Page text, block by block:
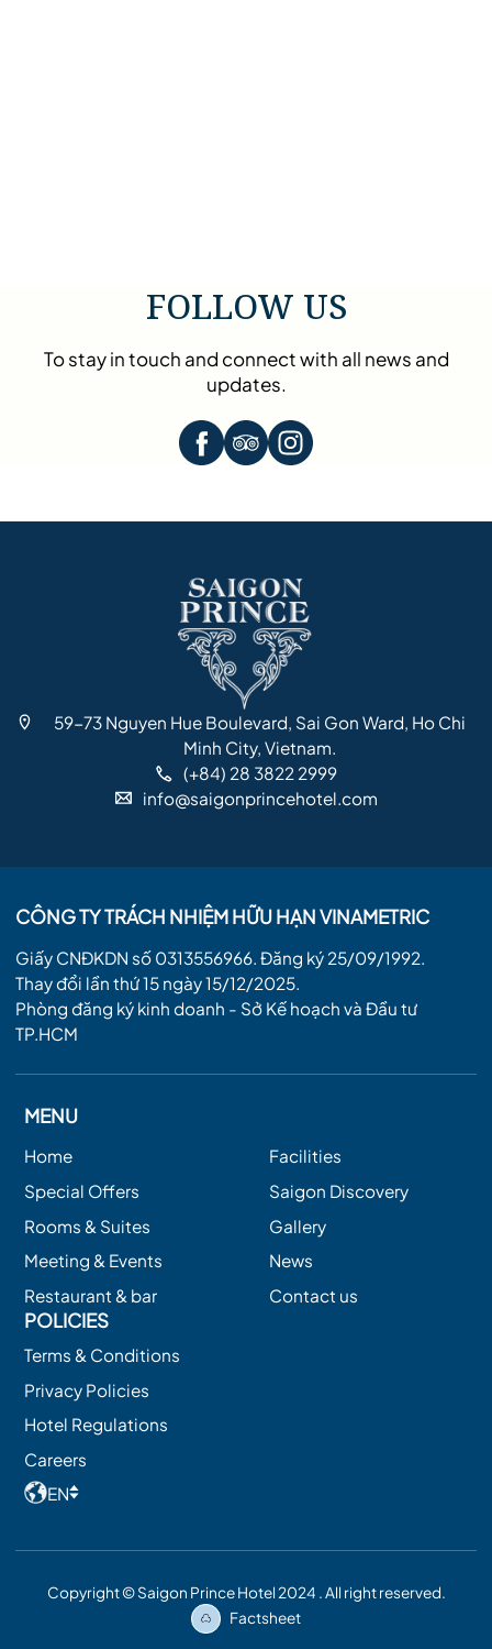
FOLLOW US
To stay in touch and connect with all news and
updates.
59-73 Nguyen Hue Boulevard, Sai Gon Ward, Ho Chi
Minh City, Vietnam.
(+84) 28 3822 2999
info@saigonprincehotel.com
CÔNG TY TRÁCH NHIỆM HỮU HẠN VINAMETRIC
Giấy CNĐKDN số 0313556966. Đăng ký 25/09/1992.
Thay đổi lần thứ 15 ngày 15/12/2025.
Phòng đăng ký kinh doanh - Sở Kế hoạch và Đầu tư
TP.HCM
MENU
Home
Facilities
Special Offers
Saigon Discovery
Rooms & Suites
Gallery
Meeting & Events
News
Restaurant & bar
Contact us
POLICIES
Terms & Conditions
Privacy Policies
Hotel Regulations
Careers
EN
Copyright © Saigon Prince Hotel 2024 . All right reserved.
Factsheet